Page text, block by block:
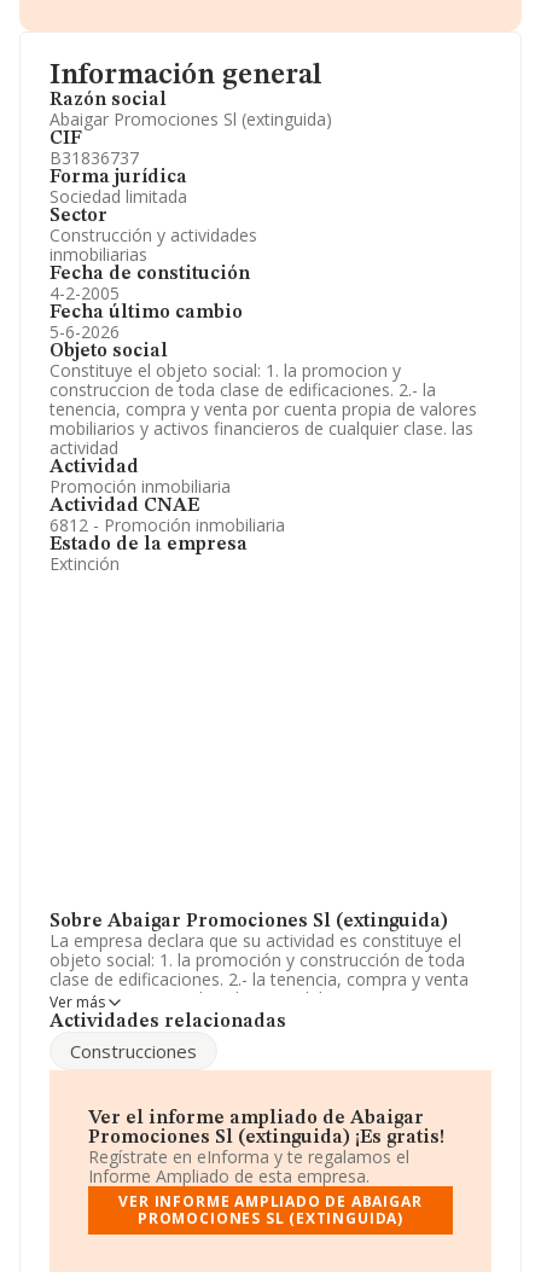
Información general
Razón social
Abaigar Promociones Sl (extinguida)
CIF
B31836737
Forma jurídica
Sociedad limitada
Sector
Construcción y actividades
inmobiliarias
Fecha de constitución
4-2-2005
Fecha último cambio
5-6-2026
Objeto social
Constituye el objeto social: 1. la promocion y
construccion de toda clase de edificaciones. 2.- la
tenencia, compra y venta por cuenta propia de valores
mobiliarios y activos financieros de cualquier clase. las
actividad
Actividad
Promoción inmobiliaria
Actividad CNAE
6812 - Promoción inmobiliaria
Estado de la empresa
Extinción
Sobre Abaigar Promociones Sl (extinguida)
La empresa declara que su actividad es constituye el
objeto social: 1. la promoción y construcción de toda
clase de edificaciones. 2.- la tenencia, compra y venta
por cuenta propia de valores mobiliarios y activos
financieros de cualquier clase. las actividad. La sociedad
corresponde a 6812 con código '%cnae%'. La sociedad
no tiene actividad en mercados exteriores.
La plantilla se ha reducido un 50% y teniendo en cuenta
la información a disposición de INFORMA, ha contado
con un número de empleados inferior a la media de
sector.
Su teléfono es 948265711 y su página web es
www.abaigar.com.
Ver más
Actividades relacionadas
Construcciones
Ver el informe ampliado de Abaigar
Promociones Sl (extinguida) ¡Es gratis!
Regístrate en eInforma y te regalamos el
Informe Ampliado de esta empresa.
VER INFORME AMPLIADO DE ABAIGAR
PROMOCIONES SL (EXTINGUIDA)
Información oficial y registral complementaria.